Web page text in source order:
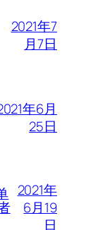
2021年7
月7日
年6月
25日
2021年
6月19
日